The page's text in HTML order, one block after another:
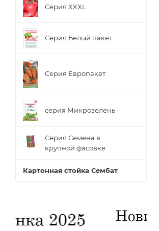
Серия XXXL
Серия Белый пакет
Серия Европакет
серия Микрозелень
Серия Семена в
крупной фасовке
Картонная стойка Сембат